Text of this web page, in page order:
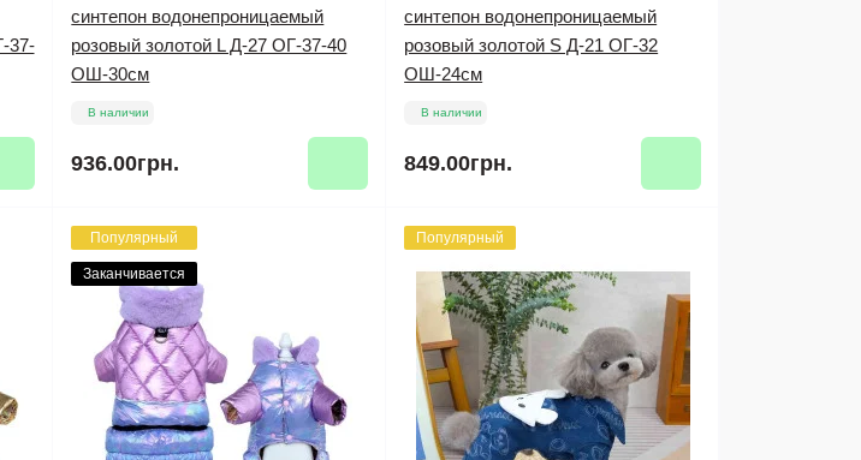
37-
синтепон водонепроницаемый
розовый золотой L Д-27 ОГ-37-40
ОШ-30см
В наличии
936.00грн.
синтепон водонепроницаемый
розовый золотой S Д-21 ОГ-32
ОШ-24см
В наличии
849.00грн.
Популярный
Заканчивается
Популярный